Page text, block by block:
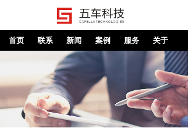
首页 联系 新闻 案例 服务 关于